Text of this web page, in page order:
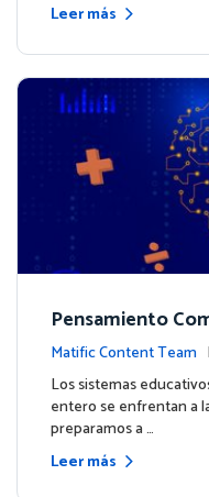
Leer más
Pensamiento
ón en Datos: Por
n liderar el
Matific Content Team
entos
Los sistemas
entero se enfrentan a
preparamos a …
Leer más